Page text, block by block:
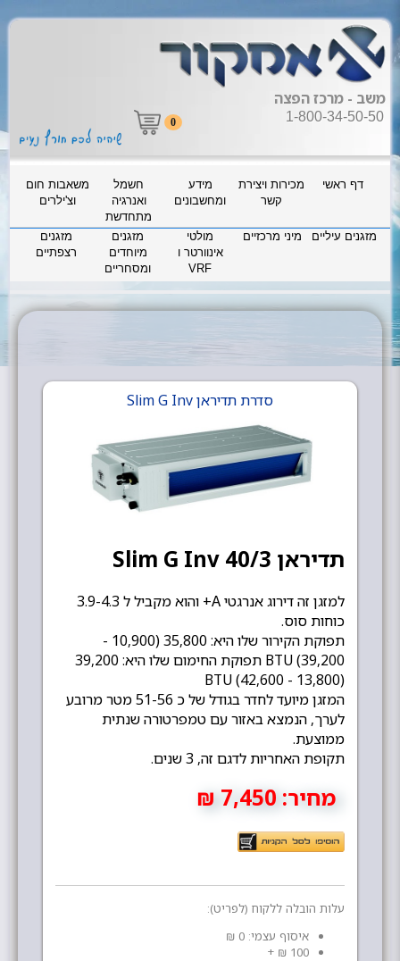
משב - מרכז הפצה
1-800-34-50-50
0
דף ראשי
מכירות ויצירת
קשר
מידע
ומחשבונים
חשמל
ואנרגיה
מתחדשת
משאבות חום
וצ'ילרים
מזגנים עיליים מיני מרכזיים
מולטי
אינוורטר ו
VRF
מזגנים
מיוחדים
ומסחריים
מזגנים
רצפתיים
סדרת תדיראן Slim G Inv
תדיראן Slim G Inv 40/3
למזגן זה דירוג אנרגטי A+ והוא מקביל ל 3.9-4.3
כוחות סוס.
תפוקת הקירור שלו היא: 35,800 (10,900 -
39,200) BTU תפוקת החימום שלו היא: 39,200
(13,800 - 42,600) BTU
המזגן מיועד לחדר בגודל של כ 51-56 מטר מרובע
לערך, הנמצא באזור עם טמפרטורה שנתית
ממוצעת.
תקופת האחריות לדגם זה, 3 שנים.
מחיר:7,450 ₪
עלות הובלה ללקוח (לפריט):
איסוף עצמי: 0 ₪
100 ₪ +